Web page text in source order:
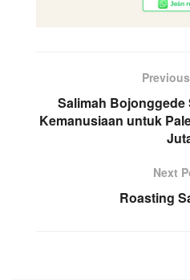
Salimah Bojonggede
Kemanusiaan untuk
Next
Roasting